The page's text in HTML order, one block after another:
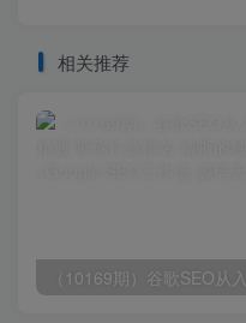
相关推荐